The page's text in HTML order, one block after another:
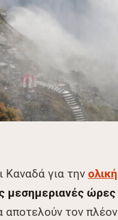
Καναδά για την
μεσημεριανές
τον